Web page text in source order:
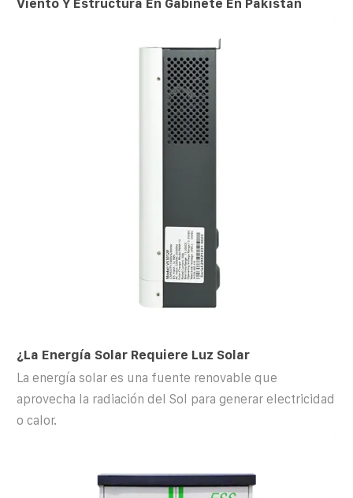
Viento Y Estructura En Gabinete En Pakistán
¿La Energía Solar Requiere Luz Solar
La energía solar es una fuente renovable que
aprovecha la radiación del Sol para generar electricidad
o calor.